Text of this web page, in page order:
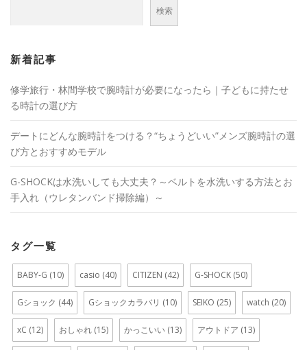
検索
新着記事
修学旅行・林間学校で腕時計が必要になったら｜子どもに持たせ
る時計の選び方
デートにどんな腕時計をつける？“ちょうどいい”メンズ腕時計の選
び方とおすすめモデル
G-SHOCKは水洗いしても大丈夫？～ベルトを水洗いする方法とお
手入れ（ウレタンバンド掃除編）～
タグ一覧
BABY-G (10) casio (40) CITIZEN (42) G-SHOCK (50)
Gショック (44) Gショックカラバリ (10) SEIKO (25) watch (20)
xC (12) おしゃれ (15) かっこいい (13) アウトドア (13)